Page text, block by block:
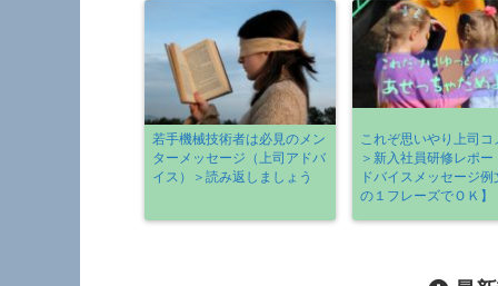
若手機械技術者は必見のメン
ターメッセージ（上司アドバ
イス）＞読み返しましょう
これぞ思いやり上司コ
＞新入社員研修レポー
ドバイスメッセージ例
の１フレーズでＯＫ】